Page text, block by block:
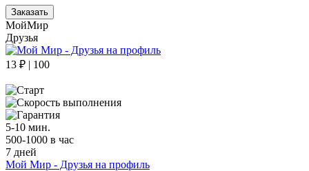
Заказать
МойМир
Друзья
13 ₽ | 100
5-10 мин.
500-1000 в час
7 дней
Мой Мир - Друзья на профиль